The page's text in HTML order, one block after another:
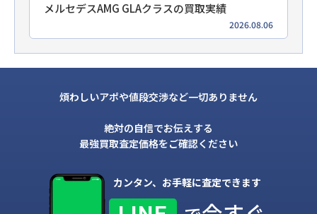
メルセデスAMG GLAクラスの買取実績
2026.08.06
煩わしいアポや値段交渉など一切ありません
絶対の自信でお伝えする
最強買取査定価格をご確認ください
カンタン、お手軽に査定できます